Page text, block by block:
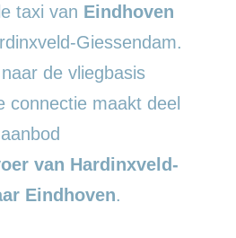
taxi van Eindhoven
Giessendam.
de vliegbasis
connectie maakt deel
van Hardinxveld-
Eindhoven.